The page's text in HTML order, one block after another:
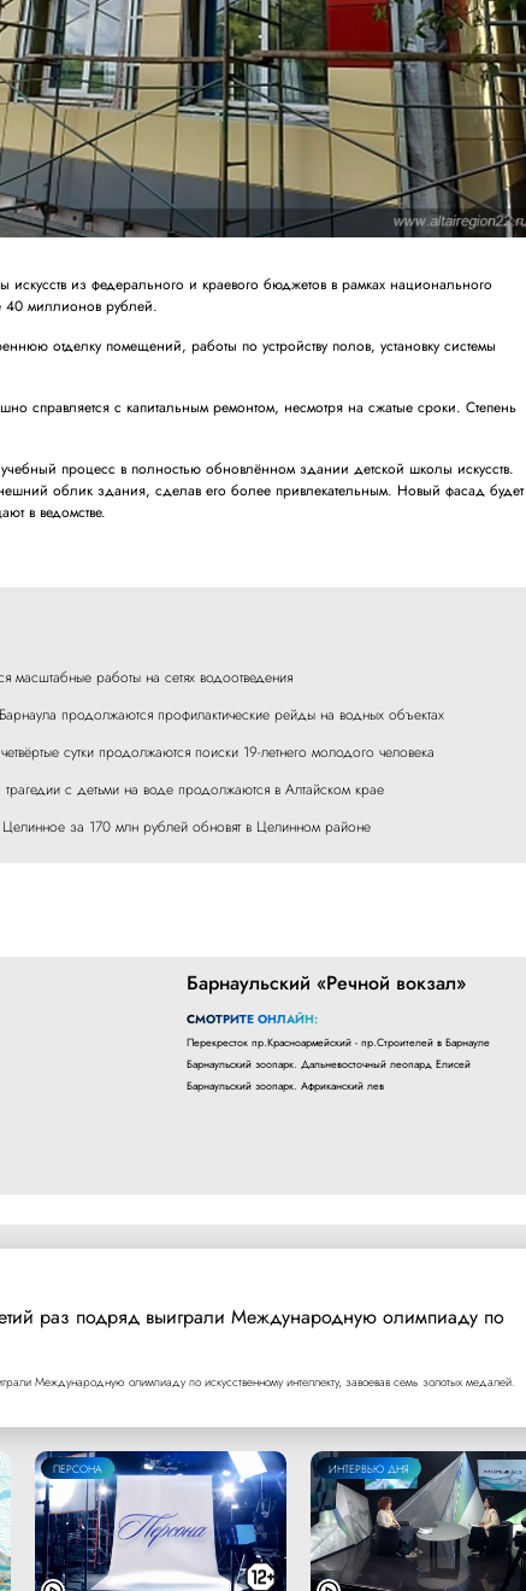
из федерального и краевого бюджетов в рамках национального
40 миллионов рублей.
отделку помещений, работы по устройству полов, установку системы
справляется с капитальным ремонтом, несмотря на сжатые сроки. Степень
процесс в полностью обновлённом здании детской школы искусств.
облик здания, сделав его более привлекательным. Новый фасад будет
в ведомстве.
масштабные работы на сетях водоотведения
продолжаются профилактические рейды на водных объектах
сутки продолжаются поиски 19-летнего молодого человека
с детьми на воде продолжаются в Алтайском крае
за 170 млн рублей обновят в Целинном районе
Барнаульский «Речной вокзал»
СМОТРИТЕ ОНЛАЙН:
Перекресток пр.Красноармейский - пр.Строителей в Барнауле
Барнаульский зоопарк. Дальневосточный леопард Елисей
Барнаульский зоопарк. Африканский лев
раз подряд выиграли Международную олимпиаду по
Международную олимпиаду по искусственному интеллекту, завоевав семь золотых медалей.
ПЕРСОНА ИНТЕРВЬЮ ДНЯ